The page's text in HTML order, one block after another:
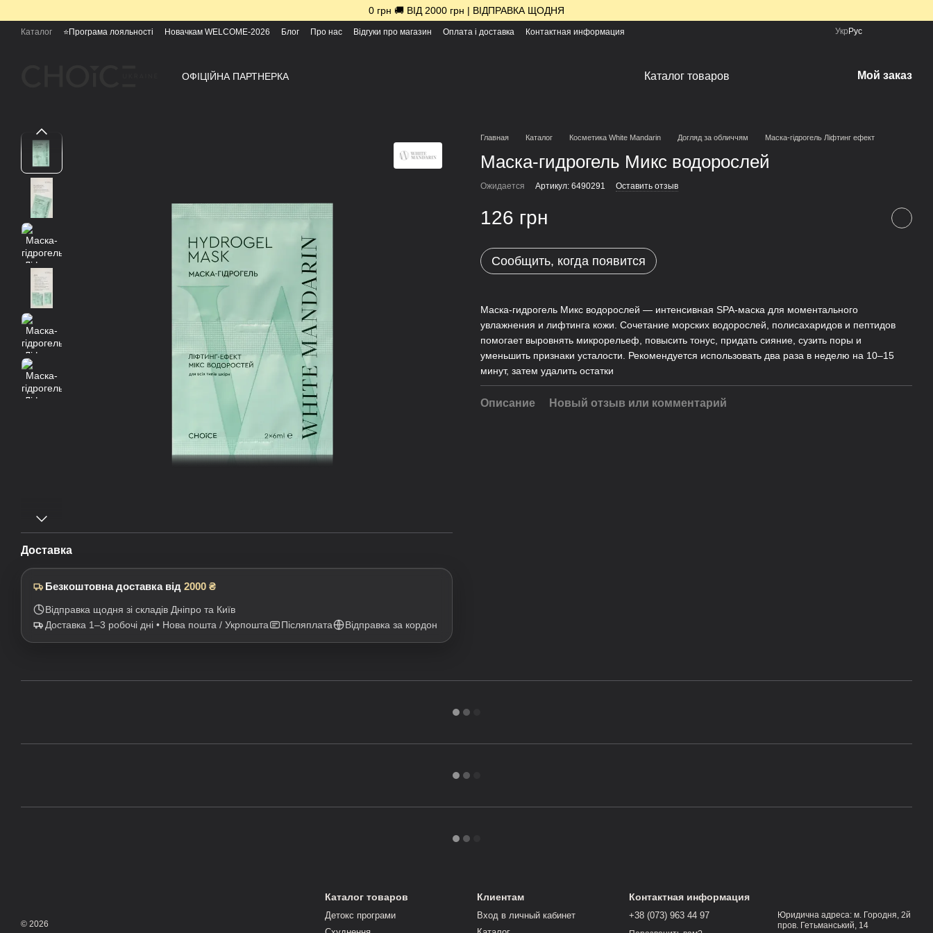
0 грн 🚚 ВІД 2000 грн | ВІДПРАВКА ЩОДНЯ
Каталог ⭐Програма лояльності Новачкам WELCOME-2026 Блог Про нас Відгуки про магазин Оплата і доставка Контактная информация Укр Рус
ОФІЦІЙНА ПАРТНЕРКА Каталог товаров Мой заказ
Доставка
Безкоштовна доставка від 2000 ₴
Відправка щодня зі складів Дніпро та Київ
Доставка 1–3 робочі дні • Нова пошта / Укрпошта
Післяплата Відправка за кордон
Главная Каталог Косметика White Mandarin Догляд за обличчям Маска-гідрогель Ліфтинг ефект
Маска-гидрогель Микс водорослей
Ожидается Артикул: 6490291 Оставить отзыв
126 грн
Сообщить, когда появится
Маска-гидрогель Микс водорослей — интенсивная SPA-маска для моментального
увлажнения и лифтинга кожи. Сочетание морских водорослей, полисахаридов и пептидов
помогает выровнять микрорельеф, повысить тонус, придать сияние, сузить поры и
уменьшить признаки усталости. Рекомендуется использовать два раза в неделю на 10–15
минут, затем удалить остатки
Описание Новый отзыв или комментарий
© 2026
Каталог товаров
Детокс програми
Клиентам
Вход в личный кабинет
Контактная информация
+38 (073) 963 44 97
Юридична адреса: м. Городня, 2й
пров. Гетьманський, 14